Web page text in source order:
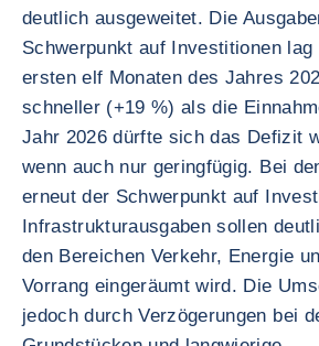
deutlich ausgeweitet. Die
Schwerpunkt auf Investitionen lag
ersten elf Monaten des Jahres
schneller (+19 %) als die
Jahr 2026 dürfte sich das Defizit
wenn auch nur geringfügig. Bei
erneut der Schwerpunkt auf
Infrastrukturausgaben sollen
den Bereichen Verkehr, Energie
Vorrang eingeräumt wird. Die
jedoch durch Verzögerungen bei